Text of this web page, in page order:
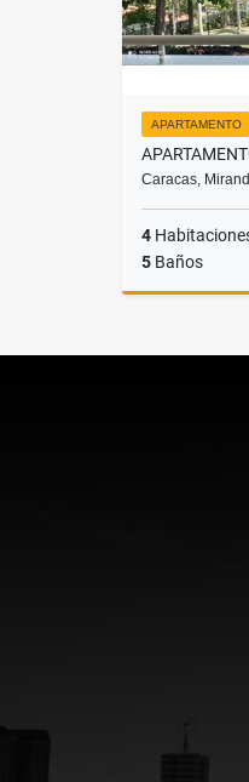
APARTAMENTO
Caracas,
4
5 Baños